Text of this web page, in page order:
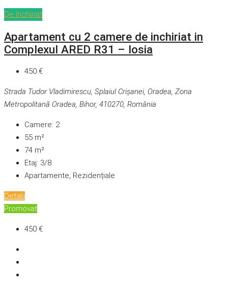
De închiriat
Apartament cu 2 camere de inchiriat in
Complexul ARED R31 – Iosia
450 €
Strada Tudor Vladimirescu, Splaiul Crișanei, Oradea, Zona
Metropolitană Oradea, Bihor, 410270, România
Camere: 2
55 m²
74 m²
Etaj: 3/8
Apartamente, Rezidențiale
Detalii
Promovat
450 €